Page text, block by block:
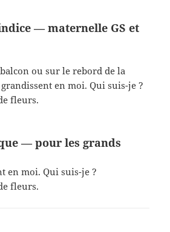
— maternelle GS et
ou sur le rebord de la
en moi. Qui suis-je ?
fleurs.
— pour les grands
en moi. Qui suis-je ?
fleurs.